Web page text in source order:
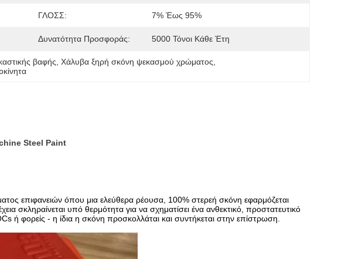
ΓΛΟΣΣ: 7% Έως 95%
Δυνατότητα Προσφοράς: 5000 Τόνοι Κάθε Έτη
βαφής , Χάλυβα ξηρή σκόνη ψεκασμού χρώματος
Steel Paint
επιφανειών όπου μια ελεύθερα ρέουσα, 100% στερεή σκόνη εφαρμόζεται
σκληραίνεται υπό θερμότητα για να σχηματίσει ένα ανθεκτικό, προστατευτικό
ή φορείς - η ίδια η σκόνη προσκολλάται και συντήκεται στην επίστρωση.